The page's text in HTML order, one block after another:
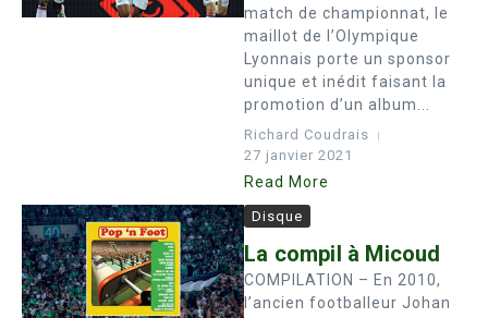
match de championnat, le
maillot de l’Olympique
Lyonnais porte un sponsor
unique et inédit faisant la
promotion d’un album...
Richard Coudrais
27 janvier 2021
Read More
Disque
La compil à Micoud
COMPILATION – En 2010,
l’ancien footballeur Johan